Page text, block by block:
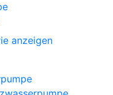
anzeigen